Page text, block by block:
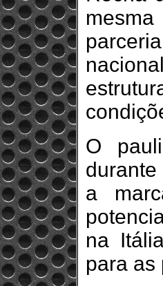
O
a
na
para as